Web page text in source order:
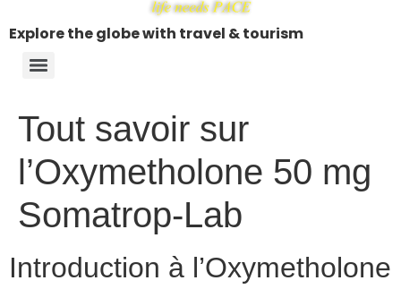
Explore the globe with travel & tourism
Tout savoir sur
l’Oxymetholone 50 mg
Somatrop-Lab
Introduction à l’Oxymetholone